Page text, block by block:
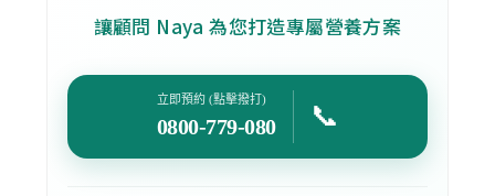
讓顧問 Naya 為您打造專屬營養方案
立即預約 (點擊撥打)
0800-779-080 📞